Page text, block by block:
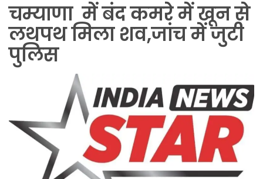
चम्याणा में बंद कमरे में खून से
लथपथ मिला शव,जांच में जुटी
पुलिस